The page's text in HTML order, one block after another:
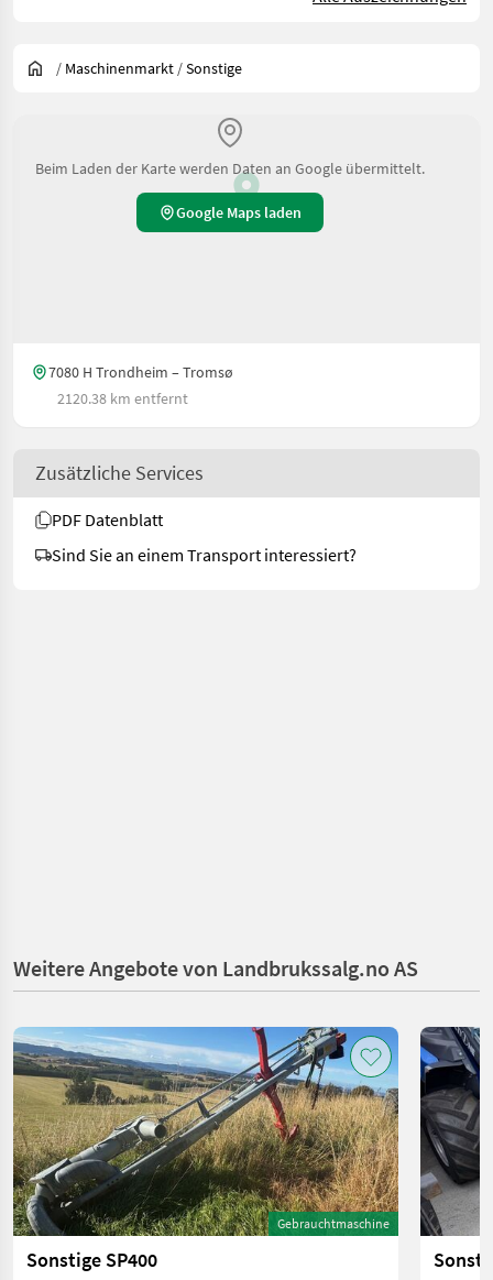
/ Maschinenmarkt /Sonstige
Beim Laden der Karte werden Daten an Google übermittelt.
Google Maps laden
7080 H Trondheim – Tromsø
2120.38 km entfernt
Zusätzliche Services
PDF Datenblatt
Sind Sie an einem Transport interessiert?
Weitere Angebote von Landbrukssalg.no AS
Gebrauchtmaschine
Sonstige SP400